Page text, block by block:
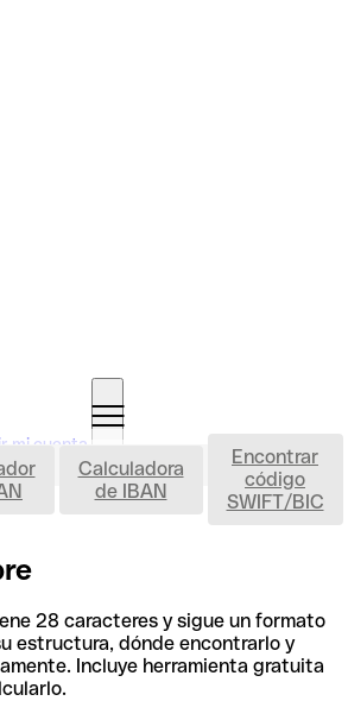
mi cuenta
IBAN
Calculadora
de IBAN
Encontrar
código
SWIFT/BIC
28 caracteres y sigue un formato
estructura, dónde encontrarlo y
Incluye herramienta gratuita